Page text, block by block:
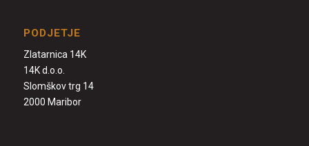
PODJETJE
Zlatarnica 14K
14K d.o.o.
Slomškov trg 14
2000 Maribor